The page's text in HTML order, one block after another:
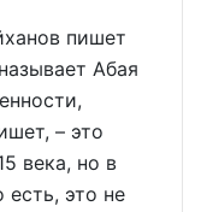
пишет
Абая
– это
века, но в
есть, это не